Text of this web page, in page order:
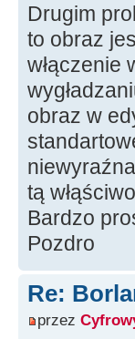
Drugim
to obraz
włączenie
obraz w
tą
Bardzo
Pozdro
Re:
przez